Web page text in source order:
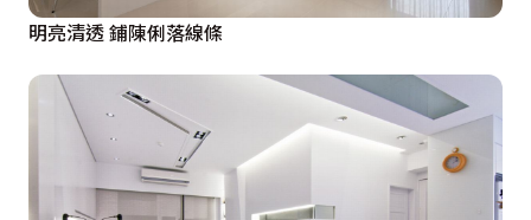
明亮清透 鋪陳俐落線條